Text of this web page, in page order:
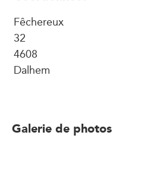
Fêchereux
32
4608
Dalhem
Galerie de photos